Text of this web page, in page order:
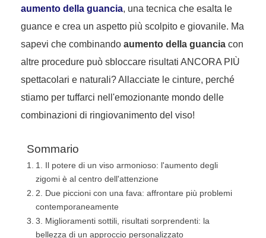
aumento della guancia, una tecnica che esalta le
guance e crea un aspetto più scolpito e giovanile. Ma
sapevi che combinando aumento della guancia con
altre procedure può sbloccare risultati ANCORA PIÙ
spettacolari e naturali? Allacciate le cinture, perché
stiamo per tuffarci nell'emozionante mondo delle
combinazioni di ringiovanimento del viso!
Sommario
1. Il potere di un viso armonioso: l'aumento degli
zigomi è al centro dell'attenzione
2. Due piccioni con una fava: affrontare più problemi
contemporaneamente
3. Miglioramenti sottili, risultati sorprendenti: la
bellezza di un approccio personalizzato